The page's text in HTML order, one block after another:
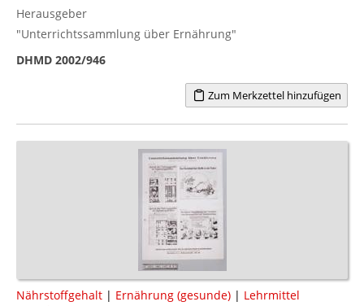
Herausgeber
"Unterrichtssammlung über Ernährung"
DHMD 2002/946
Zum Merkzettel hinzufügen
Nährstoffgehalt | Ernährung (gesunde) | Lehrmittel